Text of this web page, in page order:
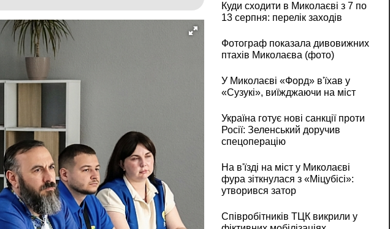
Куди сходити в Миколаєві з 7 по
13 серпня: перелік заходів
Фотограф показала дивовижних
птахів Миколаєва (фото)
У Миколаєві «Форд» в'їхав у
«Сузукі», виїжджаючи на міст
Україна готує нові санкції проти
Росії: Зеленський доручив
спецоперацію
На в'їзді на міст у Миколаєві
фура зіткнулася з «Міцубісі»:
утворився затор
Співробітників ТЦК викрили у